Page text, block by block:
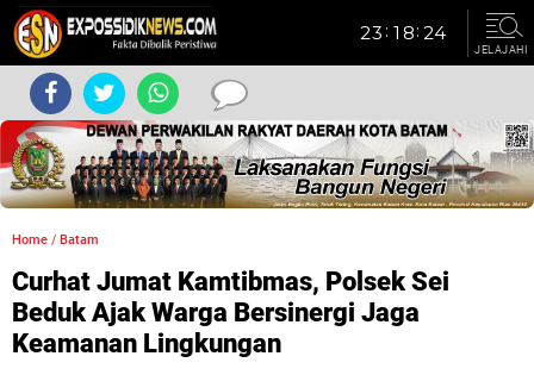
JELAJAHI
Home / Batam
Curhat Jumat Kamtibmas, Polsek Sei
Beduk Ajak Warga Bersinergi Jaga
Keamanan Lingkungan